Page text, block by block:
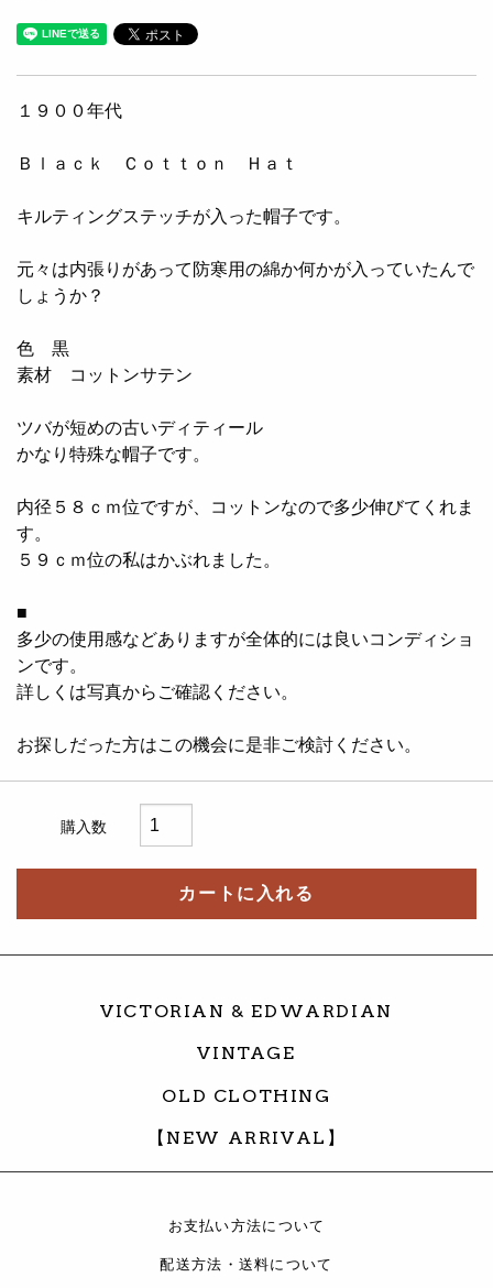
１９００年代
Ｂｌａｃｋ Ｃｏｔｔｏｎ Ｈａｔ
キルティングステッチが入った帽子です。
元々は内張りがあって防寒用の綿か何かが入っていたんで
しょうか？
色 黒
素材 コットンサテン
ツバが短めの古いディティール
かなり特殊な帽子です。
内径５８ｃｍ位ですが、コットンなので多少伸びてくれま
す。
５９ｃｍ位の私はかぶれました。
■
多少の使用感などありますが全体的には良いコンディショ
ンです。
詳しくは写真からご確認ください。
お探しだった方はこの機会に是非ご検討ください。
購入数
カートに入れる
VICTORIAN & EDWARDIAN
VINTAGE
OLD CLOTHING
【NEW ARRIVAL】
お支払い方法について
配送方法・送料について